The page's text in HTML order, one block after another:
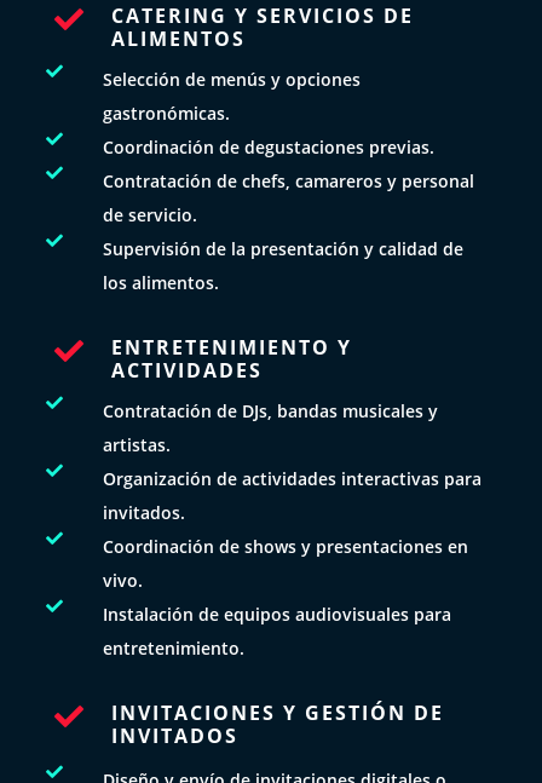

CATERING Y SERVICIOS DE
ALIMENTOS

Selección de menús y opciones
gastronómicas.
 Coordinación de degustaciones previas.

Contratación de chefs, camareros y personal
de servicio.

Supervisión de la presentación y calidad de
los alimentos.

ENTRETENIMIENTO Y
ACTIVIDADES

Contratación de DJs, bandas musicales y
artistas.

Organización de actividades interactivas para
invitados.

Coordinación de shows y presentaciones en
vivo.

Instalación de equipos audiovisuales para
entretenimiento.

INVITACIONES Y GESTIÓN DE
INVITADOS
